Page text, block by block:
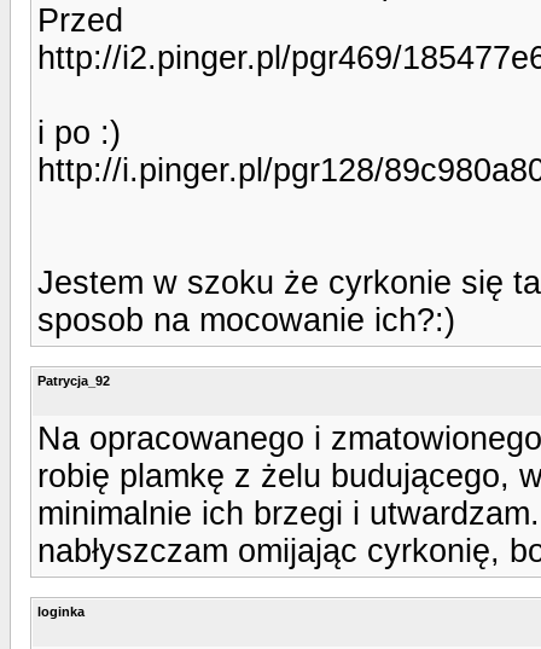
Przed
http://i2.pinger.pl/pgr469/
i po :)
http://i.pinger.pl/pgr128/
Jestem w szoku że cyrkonie się
sposob na mocowanie ich?:)
Patrycja_92
Na opracowanego i
robię plamkę z żelu budującego,
minimalnie ich brzegi i
nabłyszczam omijając cyrkonię,
loginka